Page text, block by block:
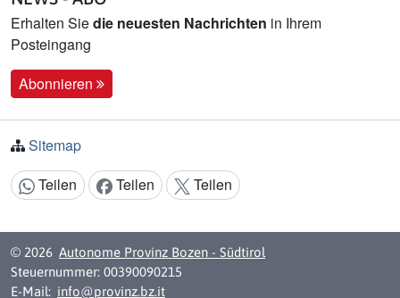
Erhalten Siedie neuesten Nachrichten in Ihrem
Posteingang
Abonnieren
Sitemap
Inhalt teilen:
Teilen Teilen Teilen
© 2026 Autonome Provinz Bozen - Südtirol
Steuernummer: 00390090215
E-Mail: info@provinz.bz.it